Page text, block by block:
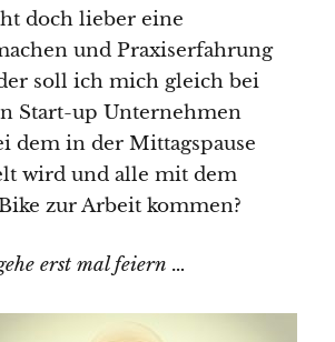
doch lieber eine
und Praxiserfahrung
soll ich mich gleich bei
Start-up Unternehmen
dem in der Mittagspause
wird und alle mit dem
zur Arbeit kommen?
erst mal feiern …